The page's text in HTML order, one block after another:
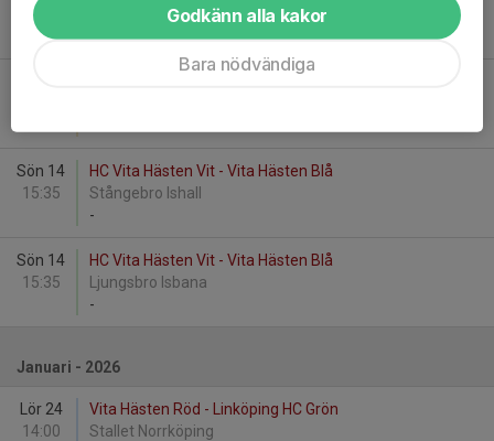
15:35
Ljungsbro Isbana
-
Sön 14
15:35
HC Vita Hästen Vit - Vita Hästen Blå
Stångebro Ishall
-
Sön 14
15:35
HC Vita Hästen Vit - Vita Hästen Blå
Ljungsbro Isbana
-
Januari - 2026
Lör 24
14:00
Vita Hästen Röd - Linköping HC Grön
Stallet Norrköping
Godkänn alla kakor
Bara nödvändiga